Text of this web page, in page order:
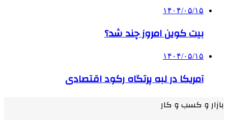
۱۴۰۴/۰۵/۱۵
بیت کوین امروز چند شد؟
۱۴۰۴/۰۵/۱۵
آمریکا در لبه پرتگاه رکود اقتصادی
بازار و کسب و کار